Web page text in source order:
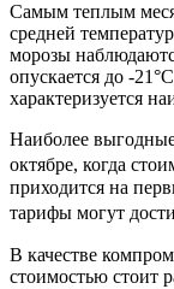
Самым теплым
средней
морозы
опускается до -
характеризуется
Наиболее
октябре, когда
приходится на
тарифы могут
В качестве
стоимостью стоит